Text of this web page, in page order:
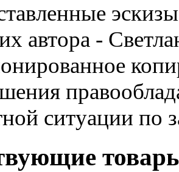
автора -
ситуации по